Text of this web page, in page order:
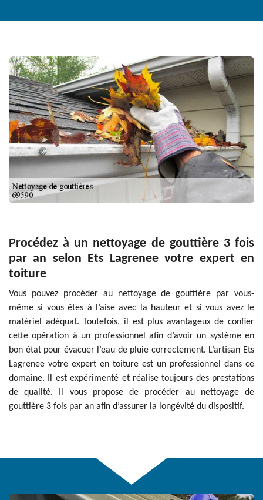
Procédez à un nettoyage de gouttière 3 fois
par an selon Ets Lagrenee votre expert en
toiture
Vous pouvez procéder au nettoyage de gouttière par vous-
même si vous êtes à l’aise avec la hauteur et si vous avez le
matériel adéquat. Toutefois, il est plus avantageux de confier
cette opération à un professionnel afin d’avoir un système en
bon état pour évacuer l’eau de pluie correctement. L’artisan Ets
Lagrenee votre expert en toiture est un professionnel dans ce
domaine. Il est expérimenté et réalise toujours des prestations
de qualité. Il vous propose de procéder au nettoyage de
gouttière 3 fois par an afin d’assurer la longévité du dispositif.